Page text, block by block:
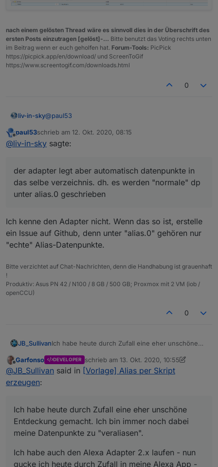
nach einem gelösten Thread wäre es sinnvoll dies in der Überschrift des
ersten Posts einzutragen [gelöst]-... Bitte benutzt das Voting rechts unten
im Beitrag wenn er euch geholfen hat. Forum-Tools: PicPick
https://picpick.app/en/download/ und ScreenToGif
https://www.screentogif.com/downloads.html
0
liv-in-sky@paul53
ich wollte gerne den virtualPower adapter nutzen um
die aliase zu messen. dazu brauche ich das
verzeichnis. dh. es werden "normale" dp unter
alias.0 geschrieben
Offline
paul53schrieb am 12. Okt. 2020, 08:15
zuletzt editiert von
@liv-in-sky sagte:
der adapter legt aber automatisch datenpunkte in
das selbe verzeichnis. dh. es werden "normale" dp
unter alias.0 geschrieben
Ich kenne den Adapter nicht. Wenn das so ist, erstelle
ein Issue auf Github, denn unter "alias.0" gehören nur
"echte" Alias-Datenpunkte.
Bitte verzichtet auf Chat-Nachrichten, denn die Handhabung ist grauenhaft
!
Produktiv: Asus PN 42 / N100 / 8 GB / 500 GB; Proxmox mit 2 VM (iob /
openCCU)
0
JB_SullivanIch habe heute durch Zufall eine eher unschöne
meine Datenpunkte zu "veraliasen".
Ich habe auch den Alexa Adapter 2.x laufen - nun
gucke ich heute durch Zufall in meine Alexa App -
Alexa hinzugefügt.
die Alias "Geräte" als Typ & Rolle Channel
eingetragen haben - hat das vielleicht damit etwas
zu tun?
Offline
Garfonso DEVELOPER schrieb am 13. Okt. 2020, 10:55
zuletzt editiert von Garfonso
@JB_Sullivan said in [Vorlage] Alias per Skript
erzeugen:
Ich habe heute durch Zufall eine eher unschöne
Entdeckung gemacht. Ich bin immer noch dabei
meine Datenpunkte zu "veraliasen".
Ich habe auch den Alexa Adapter 2.x laufen - nun
gucke ich heute durch Zufall in meine Alexa App -